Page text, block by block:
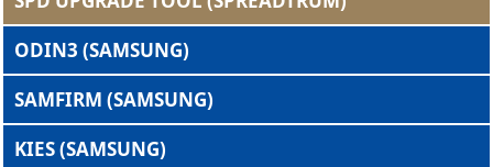
ODIN3 (SAMSUNG)
SAMFIRM (SAMSUNG)
KIES (SAMSUNG)